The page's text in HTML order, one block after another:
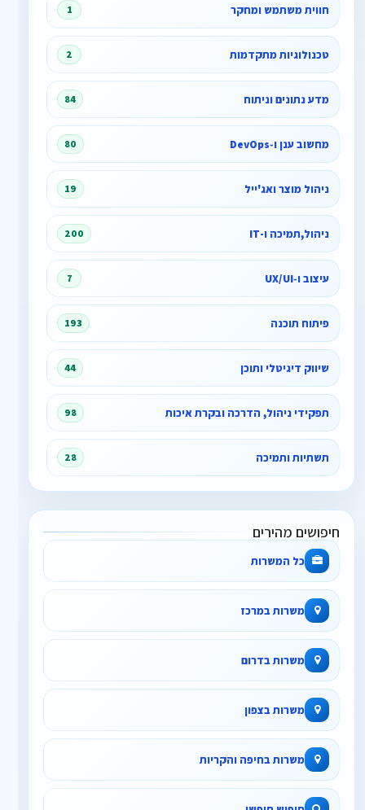
חווית משתמש ומחקר 1
טכנולוגיות מתקדמות 2
מדע נתונים וניתוח 84
מחשוב ענן ו‑DevOps 80
ניהול מוצר ואג'ייל 19
ניהול,תמיכה ו-IT 200
עיצוב ו‑UX/UI 7
פיתוח תוכנה 193
שיווק דיגיטלי ותוכן 44
תפקידי ניהול, הדרכה ובקרת איכות 98
תשתיות ותמיכה 28
חיפושים מהירים
כל המשרות
משרות במרכז
משרות בדרום
משרות בצפון
משרות בחיפה והקריות